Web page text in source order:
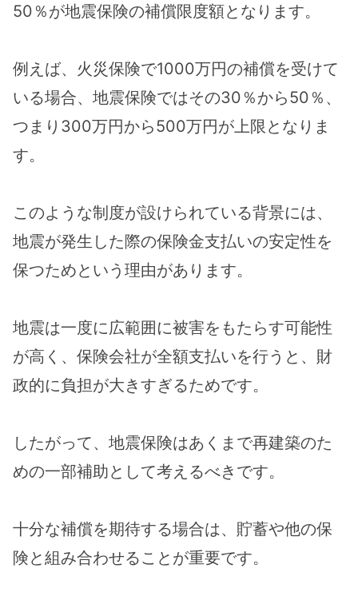
50％が地震保険の補償限度額となります。
例えば、火災保険で1000万円の補償を受けて
いる場合、地震保険ではその30％から50％、
つまり300万円から500万円が上限となりま
す。
このような制度が設けられている背景には、
地震が発生した際の保険金支払いの安定性を
保つためという理由があります。
地震は一度に広範囲に被害をもたらす可能性
が高く、保険会社が全額支払いを行うと、財
政的に負担が大きすぎるためです。
したがって、地震保険はあくまで再建築のた
めの一部補助として考えるべきです。
十分な補償を期待する場合は、貯蓄や他の保
険と組み合わせることが重要です。